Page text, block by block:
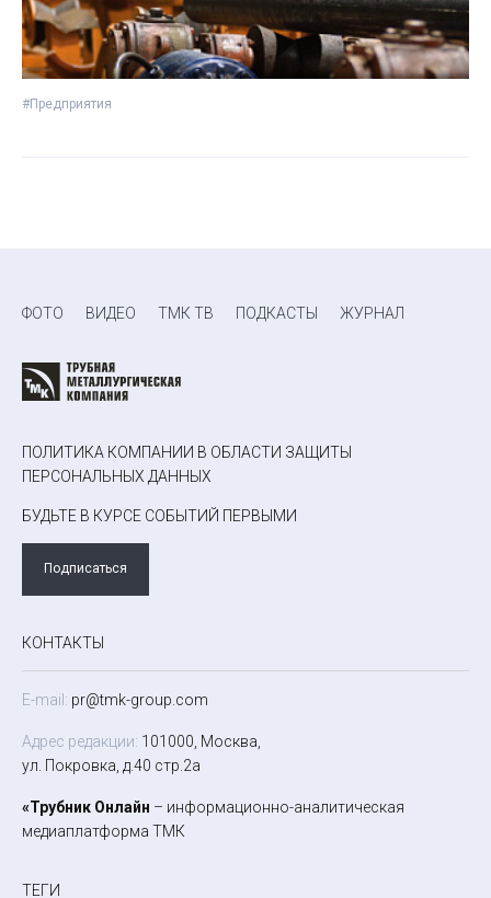
#Предприятия
ФОТО ВИДЕО ТМК ТВ ПОДКАСТЫ ЖУРНАЛ
ПОЛИТИКА КОМПАНИИ В ОБЛАСТИ ЗАЩИТЫ
ПЕРСОНАЛЬНЫХ ДАННЫХ
БУДЬТЕ В КУРСЕ СОБЫТИЙ ПЕРВЫМИ
Подписаться
КОНТАКТЫ
E-mail: pr@tmk-group.com
Адрес редакции: 101000, Москва,
ул. Покровка, д.40 стр.2а
«Трубник Онлайн – информационно-аналитическая
медиаплатформа ТМК
ТЕГИ